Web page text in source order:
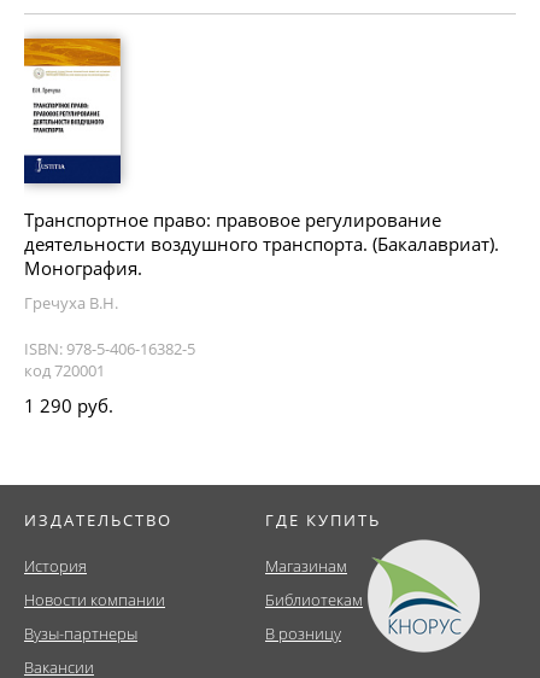
Транспортное право: правовое регулирование
деятельности воздушного транспорта. (Бакалавриат).
Монография.
Гречуха В.Н.
ISBN: 978-5-406-16382-5
код 720001
1 290 руб.
ИЗДАТЕЛЬСТВО
История
Новости компании
Вузы-партнеры
Вакансии
ГДЕ КУПИТЬ
Магазинам
Библиотекам
В розницу